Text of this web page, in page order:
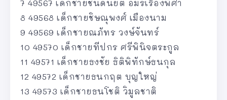
7 49567 เด็กชายชินดนัยต์ อมรเรืองพิศา
8 49568 เด็กชายชิษณุพงศ์ เมืองนาม
9 49569 เด็กชายณภัทร วงษ์จันทร์
10 49570 เด็กชายทีปกร ศรีพินิจตระกูล
11 49571 เด็กชายธงชัย ธิติพิทักษ์ธนกุล
12 49572 เด็กชายธนกฤต บุญใหญ่
13 49573 เด็กชายธนโชติ วิมูลชาติ